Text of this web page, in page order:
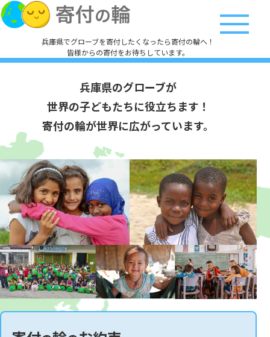
兵庫県でグローブを寄付したくなったら寄付の輪へ！
皆様からの寄付をお待ちしています。
兵庫県のグローブが
世界の子どもたちに役立ちます！
寄付の輪が世界に広がっています。